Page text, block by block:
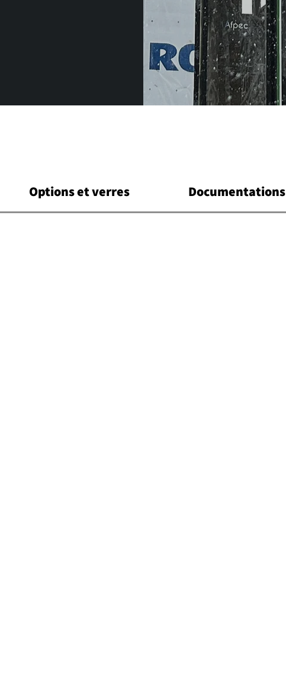
Options et verres Documentations